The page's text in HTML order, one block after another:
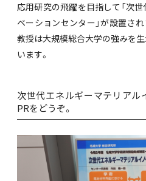
応用研究の飛躍を目指して「次
ベーションセンター」が設置さ
教授は大規模総合大学の強みを
います。
次世代エネルギーマテリアル
PRをどうぞ。